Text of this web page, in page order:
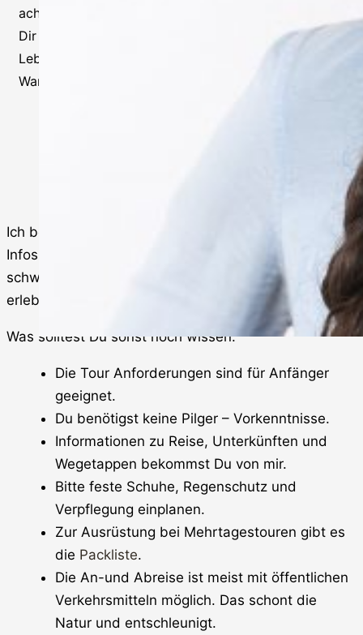
achten. Unser Workshop „360°Wohlbefinden“ bietet
Dir die Möglichkeit, wichtige Dimensionen deines
Lebens zu betrachten und gezielt zu verbessern.
Warum solltest du an diesem Workshop teilnehmen?
Ich begleite Dich und Du bekommst alle wichtigen
Infos zum Pilgern. Du wirst Deine eigene Geh-
schwindigkeit finden und ein wirkliches Abenteuer
erleben, in Deutschland, Italien und Spanien.
Was solltest Du sonst noch wissen:
Die Tour Anforderungen sind für Anfänger
geeignet.
Du benötigst keine Pilger – Vorkenntnisse.
Informationen zu Reise, Unterkünften und
Wegetappen bekommst Du von mir.
Bitte feste Schuhe, Regenschutz und
Verpflegung einplanen.
Zur Ausrüstung bei Mehrtagestouren gibt es
die Packliste.
Die An-und Abreise ist meist mit öffentlichen
Verkehrsmitteln möglich. Das schont die
Natur und entschleunigt.